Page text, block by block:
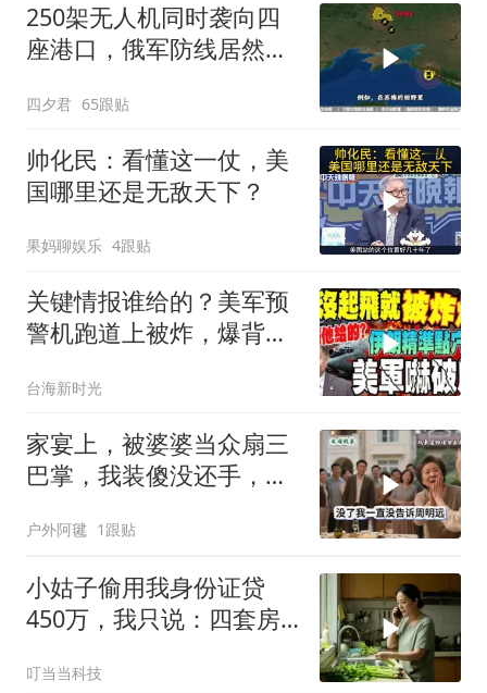
250架无人机同时袭向四
座港口，俄军防线居然彻
四夕君 65跟贴
帅化民：看懂这一仗，美
国哪里还是无敌天下？
果妈聊娱乐 4跟贴
关键情报谁给的？美军预
警机跑道上被炸，爆背后
台海新时光
家宴上，被婆婆当众扇三
巴掌，我装傻没还手，悄
夫全家10人被新户主请出
家门
户外阿毽 1跟贴
小姑子偷用我身份证贷
450万，我只说：四套房
叮当当科技